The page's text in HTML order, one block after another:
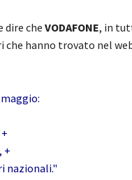
dire che VODAFONE, in
hanno trovato nel
+
nazionali."